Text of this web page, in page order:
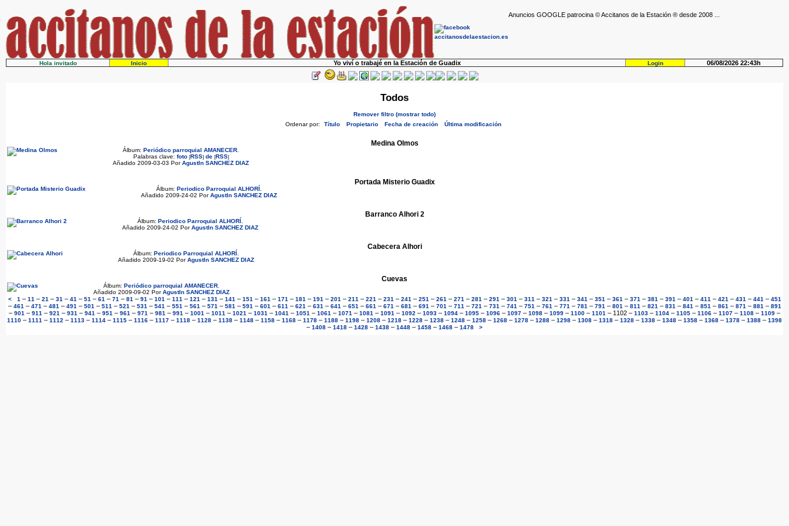
Anuncios GOOGLE patrocina © Accitanos de la Estación ® desde 2008 ...
Hola invitado Inicio Yo viví o trabajé en la Estación de Guadix Login 06/08/2026 22:43h
Todos
Remover filtro (mostrar todo)
Ordenar por:
Título Propietario Fecha de creación Última modificación
Medina Olmos
Álbum: Periódico parroquial AMANECER
Palabras clave: foto [RSS] de [RSS]
Añadido 2009-03-03 PorAgustIn SANCHEZ DIAZ
Portada Misterio Guadix
Álbum: Periodico Parroquial ALHORÍ
Añadido 2009-24-02 PorAgustIn SANCHEZ DIAZ
Barranco Alhori 2
Álbum: Periodico Parroquial ALHORÍ
Añadido 2009-24-02 PorAgustIn SANCHEZ DIAZ
Cabecera Alhori
Álbum: Periodico Parroquial ALHORÍ
Añadido 2009-19-02 PorAgustIn SANCHEZ DIAZ
Cuevas
Álbum: Periódico parroquial AMANECER
Añadido 2009-09-02 PorAgustIn SANCHEZ DIAZ
<
1 – 11 – 21 – 31 – 41 – 51 – 61 – 71 – 81 – 91 – 101 – 111 – 121 – 131 – 141 – 151 – 161 – 171 – 181 – 191 – 201 – 211 – 221 – 231 – 241 – 251 – 261 – 271 – 281 – 291 – 301 – 311 – 321 – 331 – 341 – 351 – 361 – 371 – 381 – 391 – 401 – 411 – 421 – 431 – 441 – 451
– 461 – 471 – 481 – 491 – 501 – 511 – 521 – 531 – 541 – 551 – 561 – 571 – 581 – 591 – 601 – 611 – 621 – 631 – 641 – 651 – 661 – 671 – 681 – 691 – 701 – 711 – 721 – 731 – 741 – 751 – 761 – 771 – 781 – 791 – 801 – 811 – 821 – 831 – 841 – 851 – 861 – 871 – 881 – 891
– 901 – 911 – 921 – 931 – 941 – 951 – 961 – 971 – 981 – 991 – 1001 – 1011 – 1021 – 1031 – 1041 – 1051 – 1061 – 1071 – 1081 – 1091 – 1092 – 1093 – 1094 – 1095 – 1096 – 1097 – 1098 – 1099 – 1100 – 1101 – 1102 – 1103 – 1104 – 1105 – 1106 – 1107 – 1108 – 1109 –
1110 – 1111 – 1112 – 1113 – 1114 – 1115 – 1116 – 1117 – 1118 – 1128 – 1138 – 1148 – 1158 – 1168 – 1178 – 1188 – 1198 – 1208 – 1218 – 1228 – 1238 – 1248 – 1258 – 1268 – 1278 – 1288 – 1298 – 1308 – 1318 – 1328 – 1338 – 1348 – 1358 – 1368 – 1378 – 1388 – 1398
– 1408 – 1418 – 1428 – 1438 – 1448 – 1458 – 1468 – 1478 >